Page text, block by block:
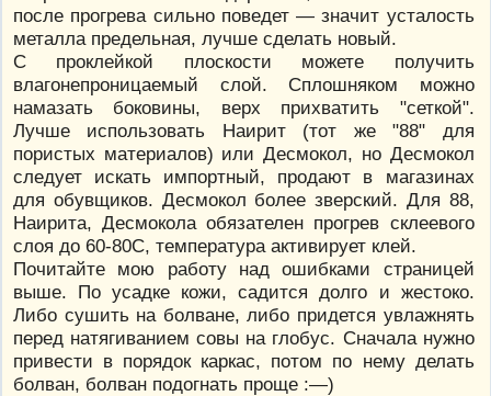
после прогрева сильно поведет — значит усталость
металла предельная, лучше сделать новый.
С проклейкой плоскости можете получить
влагонепроницаемый слой. Сплошняком можно
намазать боковины, верх прихватить "сеткой".
Лучше использовать Наирит (тот же "88" для
пористых материалов) или Десмокол, но Десмокол
следует искать импортный, продают в магазинах
для обувщиков. Десмокол более зверский. Для 88,
Наирита, Десмокола обязателен прогрев склеевого
слоя до 60-80С, температура активирует клей.
Почитайте мою работу над ошибками страницей
выше. По усадке кожи, садится долго и жестоко.
Либо сушить на болване, либо придется увлажнять
перед натягиванием совы на глобус. Сначала нужно
привести в порядок каркас, потом по нему делать
болван, болван подогнать проще :—)